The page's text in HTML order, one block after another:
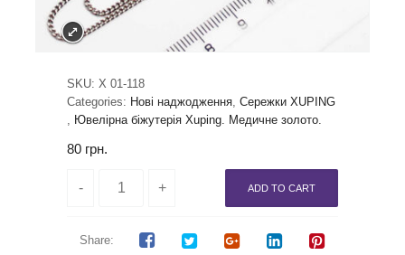
SKU: X 01-118
Categories: Нові наджодження, Сережки XUPING
, Ювелірна біжутерія Xuping. Медичне золото.
80 грн.
ADD TO CART
Share: